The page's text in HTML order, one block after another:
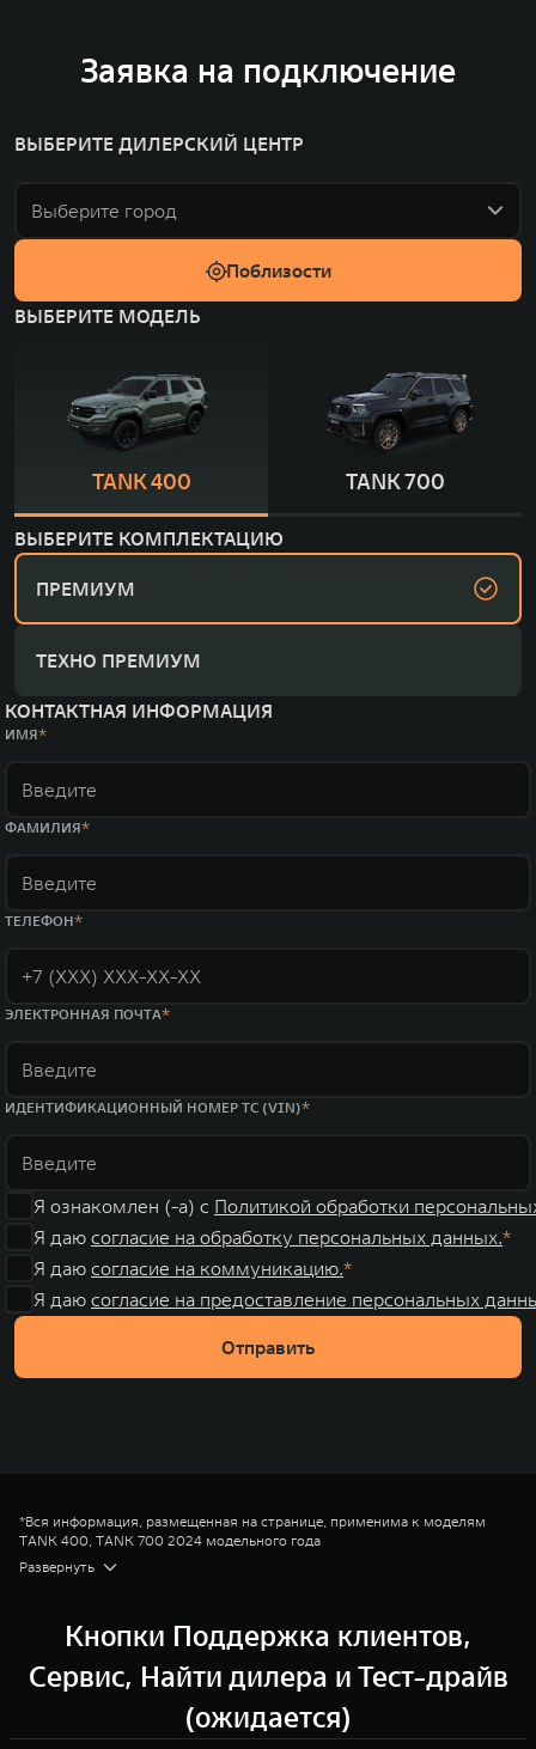
Заявка на подключение
ВЫБЕРИТЕ МОДЕЛЬ
TANK 400 TANK 700
ВЫБЕРИТЕ КОМПЛЕКТАЦИЮ
ПРЕМИУМ
ТЕХНО ПРЕМИУМ
ВЫБЕРИТЕ ДИЛЕРСКИЙ ЦЕНТР
Выберите город
Поблизости
КОНТАКТНАЯ ИНФОРМАЦИЯ
ИМЯ
ФАМИЛИЯ
ТЕЛЕФОН
ЭЛЕКТРОННАЯ ПОЧТА
ИДЕНТИФИКАЦИОННЫЙ НОМЕР ТС (VIN)
Я ознакомлен (-а) с Политикой обработки
Я даю согласие на обработку персональных данных.
Я даю согласие на коммуникацию.
Я даю согласие на предоставление персональных
Отправить
*Вся информация, размещенная на странице, применима к моделям
TANK 400, TANK 700 2024 модельного года
¹ Яндекс Карты — это онлайн-сервис, который позволяет водителю
строить маршруты и находить парковочные места.
плейлисту с персональными рекомендациями для каждого
пользователя. Для работы сервиса необходимо подключение к
Интернету и подписка Яндекс Плюс.
³ Яндекс Книги — это сервис для прослушивания аудиокниг с обширной
библиотекой аудиокниг как для взрослых, так и для детей. Для работы
сервиса необходимо подключение к Интернету и подписка Яндекс Плюс.
Развернуть
Кнопки Поддержка клиентов,
Сервис, Найти дилера и Тест-драйв
(ожидается)